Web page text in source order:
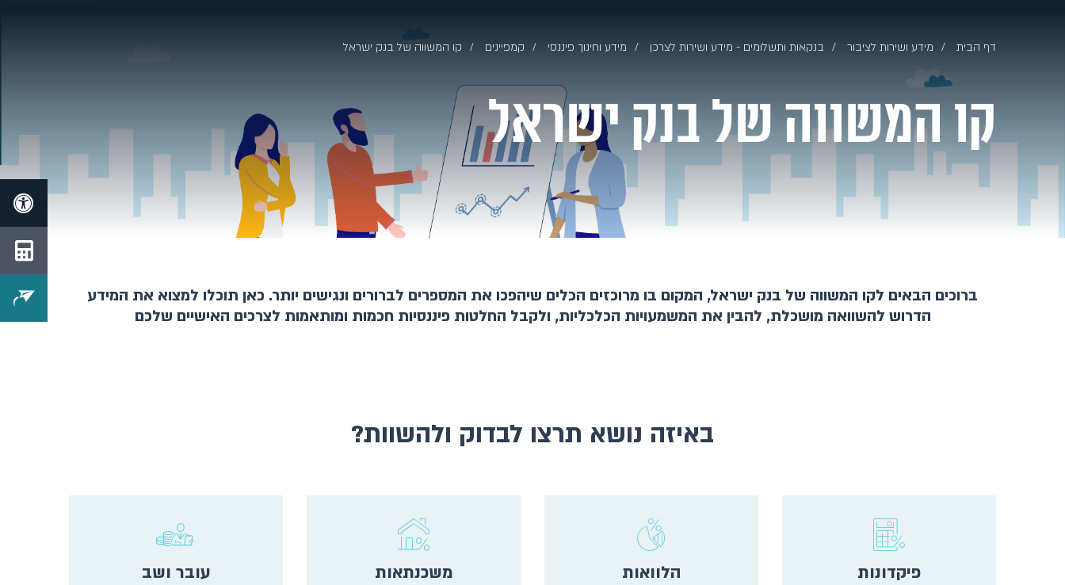
דף הבית מידע ושירות לציבור בנקאות ותשלומים - מידע ושירות לצרכן מידע וחינוך פיננסי קמפיינים קו המשווה של בנק ישראל
קו המשווה של בנק ישראל
ברוכים הבאים לקו המשווה של בנק ישראל, המקום בו מרוכזים הכלים שיהפכו את המספרים לברורים ונגישים יותר. כאן תוכלו למצוא את המידע
הדרוש להשוואה מושכלת, להבין את המשמעויות הכלכליות, ולקבל החלטות פיננסיות חכמות ומותאמות לצרכים האישיים שלכם
באיזה נושא תרצו לבדוק ולהשוות?
פיקדונות הלוואות משכנתאות עובר ושב